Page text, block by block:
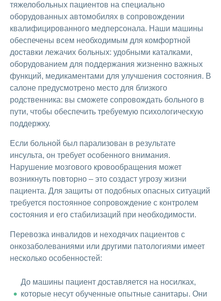
тяжелобольных пациентов на специально
оборудованных автомобилях в сопровождении
квалифицированного медперсонала. Наши машины
обеспечены всем необходимым для комфортной
доставки лежачих больных: удобными каталками,
оборудованием для поддержания жизненно важных
функций, медикаментами для улучшения состояния. В
салоне предусмотрено место для близкого
родственника: вы сможете сопровождать больного в
пути, чтобы обеспечить требуемую психологическую
поддержку.
Если больной был парализован в результате
инсульта, он требует особенного внимания.
Нарушение мозгового кровообращения может
возникнуть повторно – это создаст угрозу жизни
пациента. Для защиты от подобных опасных ситуаций
требуется постоянное сопровождение с контролем
состояния и его стабилизаций при необходимости.
Перевозка инвалидов и неходячих пациентов с
онкозаболеваниями или другими патологиями имеет
несколько особенностей:
До машины пациент доставляется на носилках,
которые несут обученные опытные санитары. Они